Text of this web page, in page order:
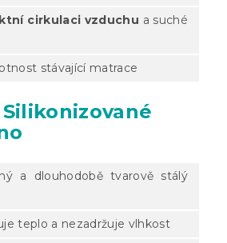
cirkulaci vzduchu a suché
stávající matrace
a dlouhodobě tvarově stálý
teplo a nezadržuje vlhkost